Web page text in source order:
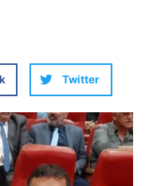
Twitter